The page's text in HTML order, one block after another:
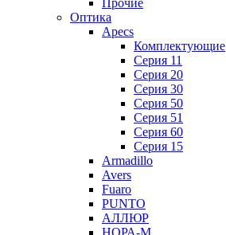
Прочие
Оптика
Apecs
Комплектующие
Серия 11
Серия 20
Серия 30
Серия 50
Серия 51
Серия 60
Серия 15
Armadillo
Avers
Fuaro
PUNTO
АЛЛЮР
НОРА-М